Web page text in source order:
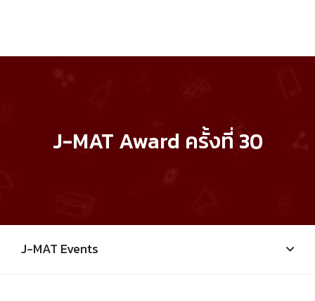
J-MAT Award ครั้งที่ 30
J-MAT Events